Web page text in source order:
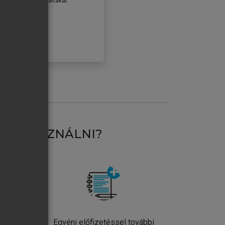
HASZNÁLNI?
Egyéni előfizetéssel további